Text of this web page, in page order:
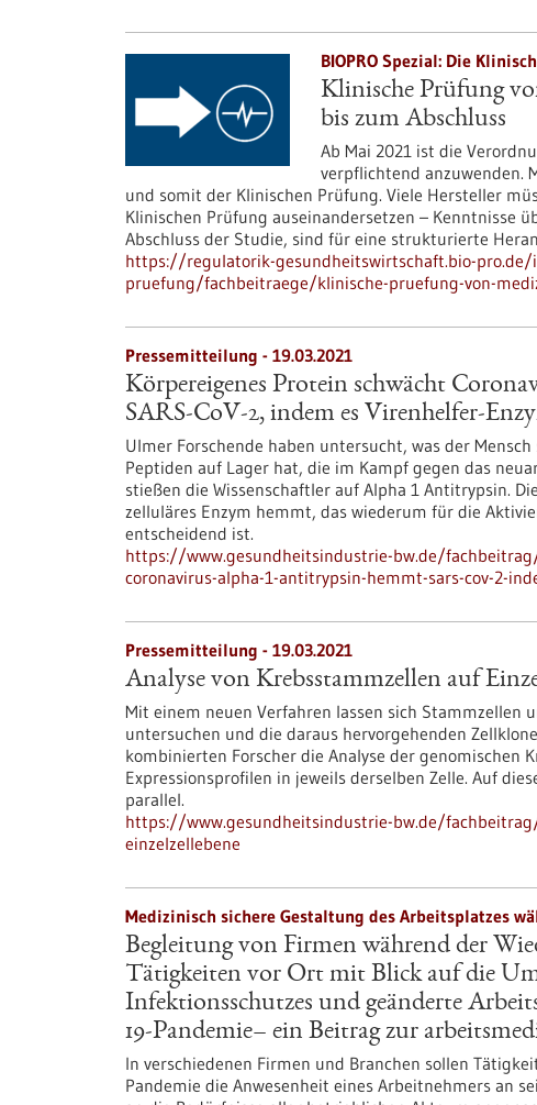
BIOPRO Spezial: Die
Klinische Prüfung
bis zum Abschluss
Ab Mai 2021 ist die
verpflichtend anzuwenden.
und somit der Klinischen Prüfung. Viele Hersteller
Klinischen Prüfung auseinandersetzen – Kenntnisse
Abschluss der Studie, sind für eine strukturierte
https://regulatorik-gesundheitswirtschaft.bio-
pruefung/fachbeitraege/klinische-pruefung-von-
Pressemitteilung - 19.03.2021
Körpereigenes Protein schwächt
SARS-CoV-2, indem es Virenhelfer-
Ulmer Forschende haben untersucht, was der
Peptiden auf Lager hat, die im Kampf gegen das
stießen die Wissenschaftler auf Alpha 1 Antitrypsin.
zelluläres Enzym hemmt, das wiederum für die
entscheidend ist.
https://www.gesundheitsindustrie-bw.de/
coronavirus-alpha-1-antitrypsin-hemmt-sars-cov-2-
Pressemitteilung - 19.03.2021
Analyse von Krebsstammzellen auf
Mit einem neuen Verfahren lassen sich Stammzellen
untersuchen und die daraus hervorgehenden
kombinierten Forscher die Analyse der genomischen
Expressionsprofilen in jeweils derselben Zelle. Auf
parallel.
https://www.gesundheitsindustrie-bw.de/
einzelzellebene
Medizinisch sichere Gestaltung des Arbeitsplatzes
Begleitung von Firmen während der
Tätigkeiten vor Ort mit Blick auf die
Infektionsschutzes und geänderte
19-Pandemie– ein Beitrag zur
In verschiedenen Firmen und Branchen sollen
Pandemie die Anwesenheit eines Arbeitnehmers an